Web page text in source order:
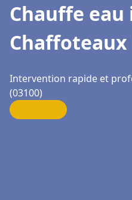
Chauffe
Intervention rapide et
(03100)